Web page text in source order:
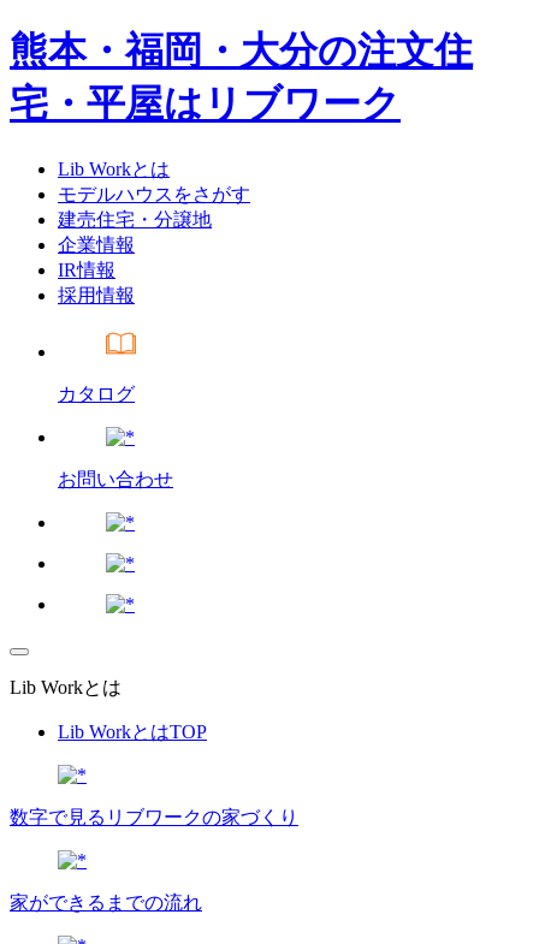
熊本・福岡・大分の注文住
宅・平屋はリブワーク
Lib Workとは
モデルハウスをさがす
建売住宅・分譲地
企業情報
IR情報
採用情報
カタログ
お問い合わせ
Lib Workとは
Lib WorkとはTOP
数字で⾒るリブワークの家づくり
家ができるまでの流れ